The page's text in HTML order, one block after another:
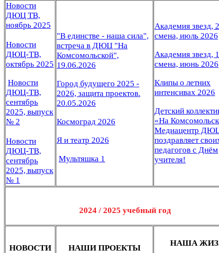
Новости
ДЮЦ ТВ,
ноябрь 2025
Новости
ДЮЦ-ТВ,
октябрь 2025
Новости
ДЮЦ-ТВ,
сентябрь
2025, выпуск
№ 2
Новости
ДЮЦ-ТВ,
сентябрь
2025, выпуск
№ 1
"В единстве - наша сила",
встреча в ДЮЦ "На
Комсомольской",
19.06.2026
Город будущего 2025 -
2026, защита проектов.
20.05.2026
Космоград 2026
Я и театр 2026
Мультяшка 1
Академия звезд,
смена, июль 2026
Академия звезд,
смена, июнь 2026
Клипы о летних
интенсивах 2026
Детский
«На
Медиацентр
поздравляет
педагогов с Днём
учителя!
2024 / 2025 учебный год
НОВОСТИ НАШИ ПРОЕКТЫ
НАША